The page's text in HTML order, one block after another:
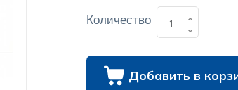
Количество
Добавить в